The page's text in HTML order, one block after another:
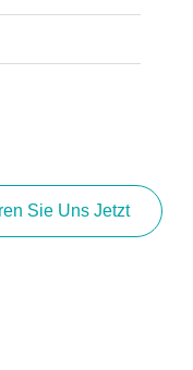
Sie Uns Jetzt